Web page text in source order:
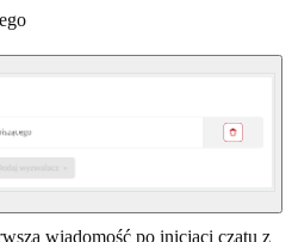
wiadomość po inicjaci czatu z